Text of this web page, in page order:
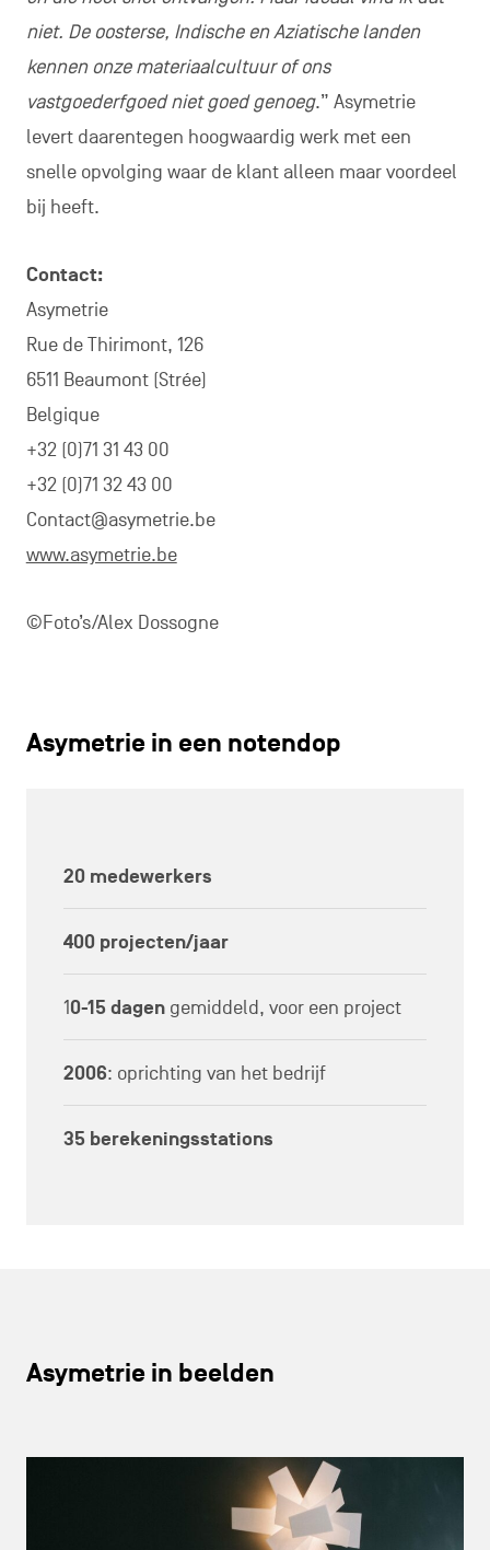
niet. De oosterse, Indische en Aziatische landen
kennen onze materiaalcultuur of ons
vastgoederfgoed niet goed genoeg.” Asymetrie
levert daarentegen hoogwaardig werk met een
snelle opvolging waar de klant alleen maar voordeel
bij heeft.
Contact:
Asymetrie
Rue de Thirimont, 126
6511 Beaumont (Strée)
Belgique
+32 (0)71 31 43 00
+32 (0)71 32 43 00
Contact@asymetrie.be
www.asymetrie.be
©Foto’s/Alex Dossogne
Asymetrie in een notendop
20 medewerkers
400 projecten/jaar
10-15 dagen gemiddeld, voor een project
2006: oprichting van het bedrijf
35 berekeningsstations
Asymetrie in beelden